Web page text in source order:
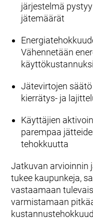
järjestelmä
jätemäärät
Vähennetään
Jätevirtojen
kierrätys- ja
Käyttäjien
parempaa
tehokkuutta
Jatkuvan arvioinnin
tukee kaupunkeja,
vastaamaan
varmistamaan